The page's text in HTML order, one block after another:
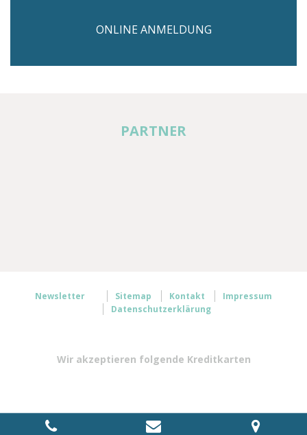
ONLINE ANMELDUNG
PARTNER
Newsletter Sitemap Kontakt
Impressum
Datenschutzerklärung
Wir akzeptieren folgende Kreditkarten